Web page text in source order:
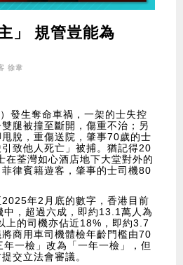
」 規管豈能為
徐韋
發生奪命車禍，一架的士失控
腿被撞至斷開，傷重不治；另
脫，重傷送院，肇事70歲的士
致他人死亡」被捕。猶記得20
在荃灣如心酒店地下大堂對外的
律賓籍遊客，肇事的士司機80
年2月底的數字，香港目前
，超過六成，即約13.1萬人為
上的司機亦佔近18%，即約3.7
商用車司機體檢年齡門檻由70
一檢」改為「一年一檢」，但
交立法會審議。